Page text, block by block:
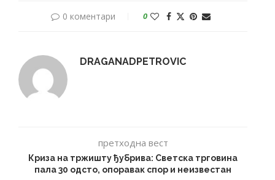
0 коментари 0
DRAGANADPETROVIC
претходна вест
Криза на тржишту ђубрива: Светска трговина
пала 30 одсто, опоравак спор и неизвестан